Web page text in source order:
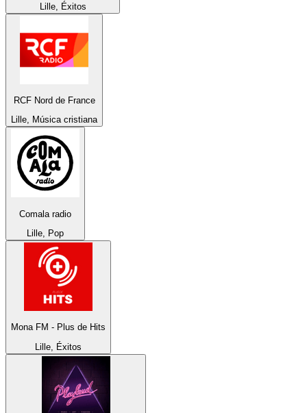
Lille, Éxitos
RCF Nord de France
Lille, Música cristiana
Comala radio
Lille, Pop
Mona FM - Plus de Hits
Lille, Éxitos